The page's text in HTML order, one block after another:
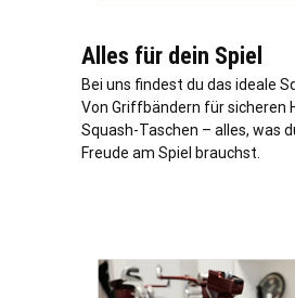
Alles für dein Spiel
Bei uns findest du das ideale
Von Griffbändern für sicheren
Squash-Taschen – alles, was
Freude am Spiel brauchst.